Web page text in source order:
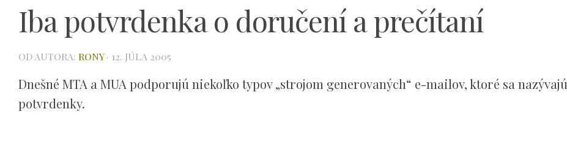
Iba potvrdenka o doručení a prečítaní
OD AUTORA: RONY · 12. JÚLA 2005
Dnešné MTA a MUA podporujú niekoľko typov „strojom generovaných“ e-mailov, ktoré sa nazývajú
potvrdenky.